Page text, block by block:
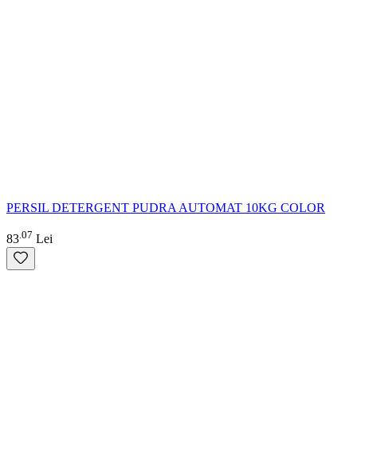
PERSIL DETERGENT PUDRA AUTOMAT 10KG COLOR
83 07 Lei